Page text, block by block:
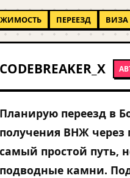
ПЕРЕЕЗД ВИЗА
CODEBREAKER_X
Планирую переезд в
получения ВНЖ через
самый простой путь,
подводные камни.